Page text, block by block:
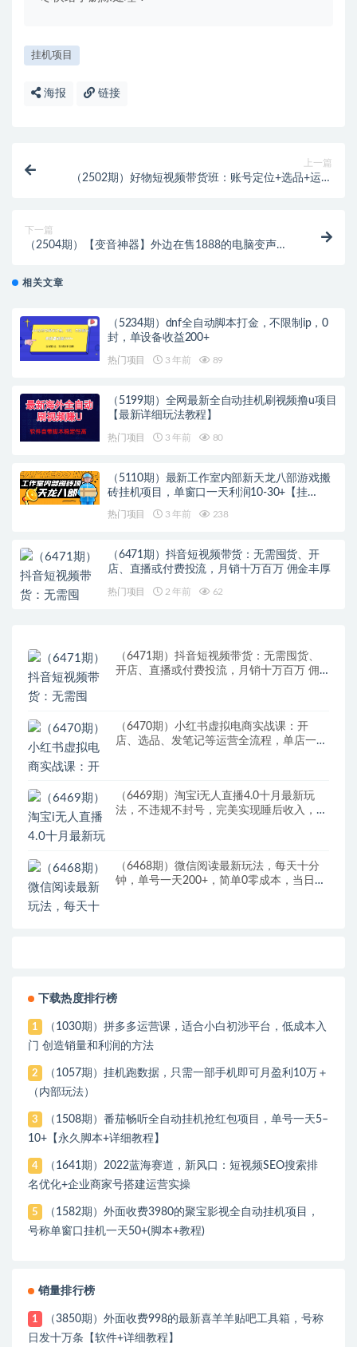
挂机项目
海报 链接
上一篇
（2502期）好物短视频带货班：账号定位+选品+运营
下一篇
（2504期）【变音神器】外边在售1888的电脑变声器
相关文章
（5234期）dnf全自动脚本打金，不限制ip，0
封，单设备收益200+
热门项目 3 年前 89
（5199期）全网最新全自动挂机刷视频撸u项目
【最新详细玩法教程】
热门项目 3 年前 80
（5110期）最新工作室内部新天龙八部游戏搬
砖挂机项目，单窗口一天利润10-30+【挂…
热门项目 3 年前 238
（6471期）抖音短视频带货：无需囤货、开
店、直播或付费投流，月销十万百万 佣金丰厚
热门项目 2 年前 62
（6471期）抖音短视频带货：无需囤货、
开店、直播或付费投流，月销十万百万 佣
（6470期）小红书虚拟电商实战课：开
店、选品、发笔记等运营全流程，单店一天
（6469期）淘宝i无人直播4.0十月最新玩
法，不违规不封号，完美实现睡后收入，日
（6468期）微信阅读最新玩法，每天十分
钟，单号一天200+，简单0零成本，当日提
下载热度排行榜
1
（1030期）拼多多运营课，适合小白初涉平台，低成本入
门 创造销量和利润的方法
2
（1057期）挂机跑数据，只需一部手机即可月盈利10万＋
（内部玩法）
3
（1508期）番茄畅听全自动挂机抢红包项目，单号一天5–
10+【永久脚本+详细教程】
4
（1641期）2022蓝海赛道，新风口：短视频SEO搜索排
名优化+企业商家号搭建运营实操
5
（1582期）外面收费3980的聚宝影视全自动挂机项目，
号称单窗口挂机一天50+(脚本+教程)
销量排行榜
1
（3850期）外面收费998的最新喜羊羊贴吧工具箱，号称
日发十万条【软件+详细教程】